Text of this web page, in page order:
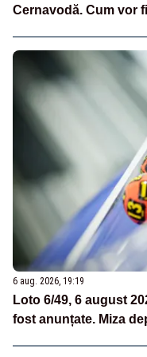
Cernavodă. Cum vor
6 aug. 2026, 19:19
Loto 6/49, 6 august
fost anunțate. Miza